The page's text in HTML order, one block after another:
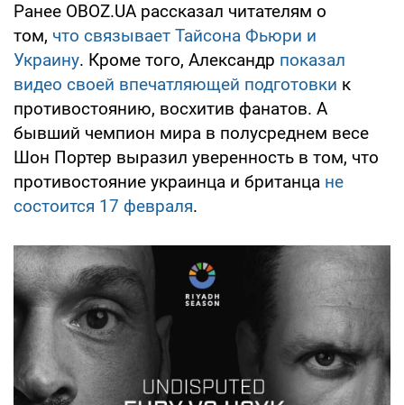
Ранее OBOZ.UA рассказал читателям о
том, что связывает Тайсона Фьюри и
Украину. Кроме того, Александр показал
видео своей впечатляющей подготовки к
противостоянию, восхитив фанатов. А
бывший чемпион мира в полусреднем весе
Шон Портер выразил уверенность в том, что
противостояние украинца и британца не
состоится 17 февраля.